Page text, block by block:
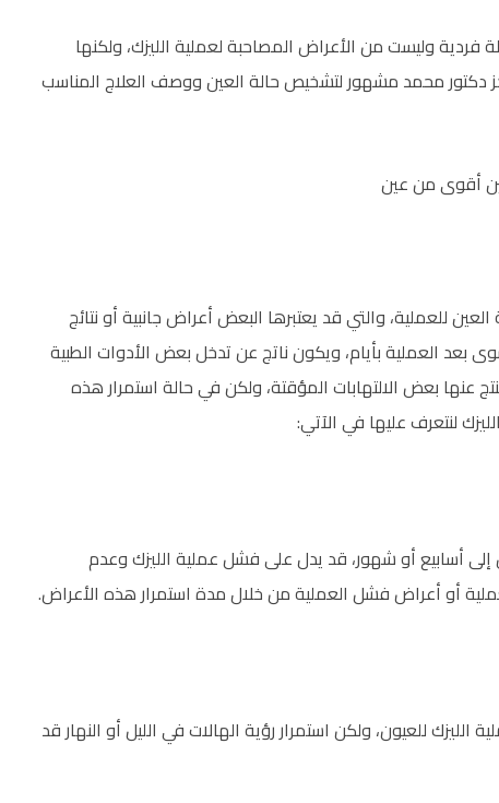
وليست من الأعراض المصاحبة لعملية الليزك، ولكنها
محمد مشهور لتشخيص حالة العين ووصف العلاج المناسب
للعملية، والتي قد يعتبرها البعض أعراض جانبية أو نتائج
بعد العملية بأيام، ويكون ناتج عن تدخل بعض الأدوات الطبية
عنها بعض الالتهابات المؤقتة، ولكن في حالة استمرار هذه
لنتعرف عليها في الآتي:
إلى أسابيع أو شهور، قد يدل على فشل عملية الليزك وعدم
أو أعراض فشل العملية من خلال مدة استمرار هذه الأعراض.
للعيون، ولكن استمرار رؤية الهالات في الليل أو النهار قد